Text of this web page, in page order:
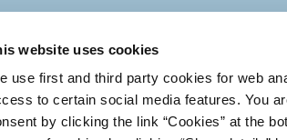
website uses cookies
use first and third party cookies for web
to certain social media features. You
by clicking the link “Cookies” at the
KONTAKT OS
+45 70 26 75 00